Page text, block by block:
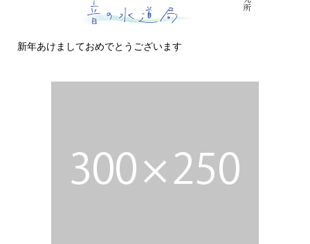
新年あけましておめでとうございます